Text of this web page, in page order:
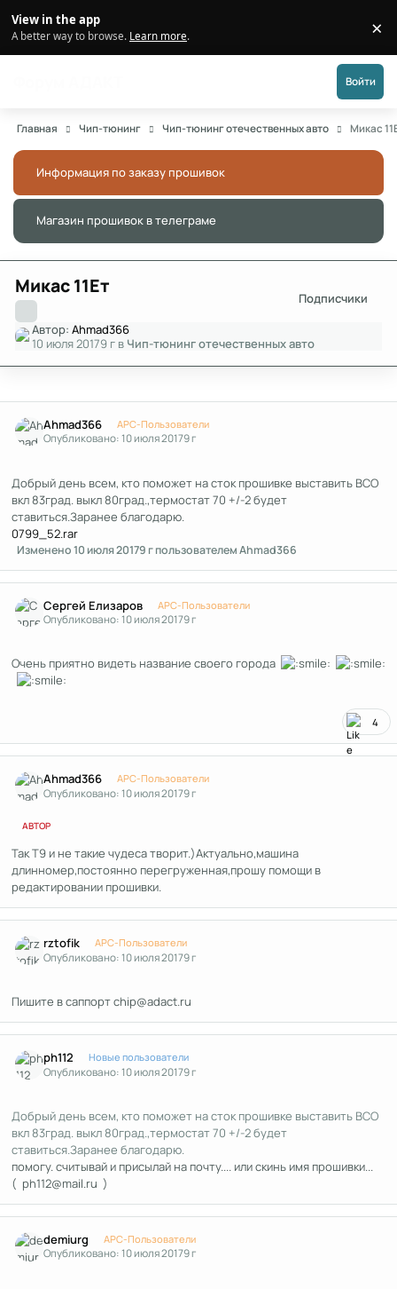
View in the app
A better way to browse. Learn more. ×
Войти
Главная Чип-тюнинг Чип-тюнинг отечественных авто Микас
Информация по заказу прошивок
Магазин прошивок в телеграме
Микас 11Ет
Подписчики
Автор:Ahmad366
10 июля 20179 г в Чип-тюнинг отечественных авто
Ahmad366 APC-Пользователи
Опубликовано:10 июля 20179 г
Добрый день всем, кто поможет на сток прошивке выставить ВСО
вкл 83град. выкл 80град.,термостат 70 +/-2 будет
ставиться.Заранее благодарю.
0799_52.rar
Изменено10 июля 20179 гпользователем Ahmad366
Сергей Елизаров APC-Пользователи
Опубликовано:10 июля 20179 г
Очень приятно видеть название своего города
4
Ahmad366 APC-Пользователи
Опубликовано:10 июля 20179 г
АВТОР
Так Т9 и не такие чудеса творит.)Актуально,машина
длинномер,постоянно перегруженная,прошу помощи в
редактировании прошивки.
rztofik APC-Пользователи
Опубликовано:10 июля 20179 г
Пишите в саппорт chip@adact.ru
ph112 Новые пользователи
Опубликовано:10 июля 20179 г
Добрый день всем, кто поможет на сток прошивке выставить ВСО
вкл 83град. выкл 80град.,термостат 70 +/-2 будет
ставиться.Заранее благодарю.
помогу. считывай и присылай на почту.... или скинь имя прошивки...
( ph112@mail.ru )
demiurg APC-Пользователи
Опубликовано:10 июля 20179 г